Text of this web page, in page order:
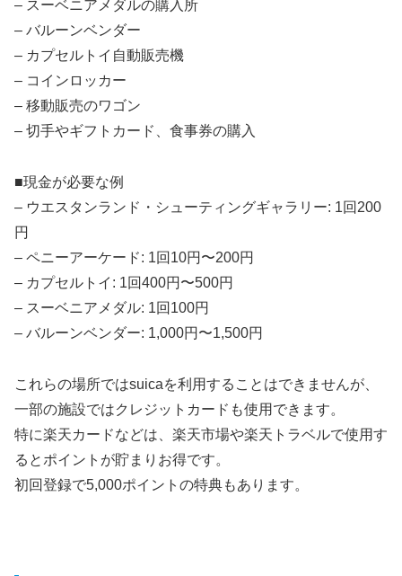
– スーベニアメダルの購入所
– バルーンベンダー
– カプセルトイ自動販売機
– コインロッカー
– 移動販売のワゴン
– 切手やギフトカード、食事券の購入
■現金が必要な例
– ウエスタンランド・シューティングギャラリー: 1回200
円
– ペニーアーケード: 1回10円〜200円
– カプセルトイ: 1回400円〜500円
– スーベニアメダル: 1回100円
– バルーンベンダー: 1,000円〜1,500円
これらの場所ではsuicaを利用することはできませんが、
一部の施設ではクレジットカードも使用できます。
特に楽天カードなどは、楽天市場や楽天トラベルで使用す
るとポイントが貯まりお得です。
初回登録で5,000ポイントの特典もあります。